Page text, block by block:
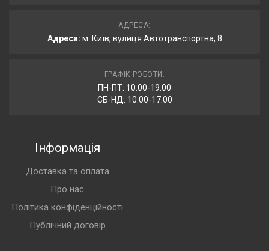
АДРЕСА:
Адреса: м. Київ, вулиця Автотранспортна, 8
ГРАФІК РОБОТИ:
ПН-ПТ: 10:00-19:00
СБ-НД: 10:00-17:00
Інформація
Доставка та оплата
Про нас
Політика конфіденційності
Публічний договір